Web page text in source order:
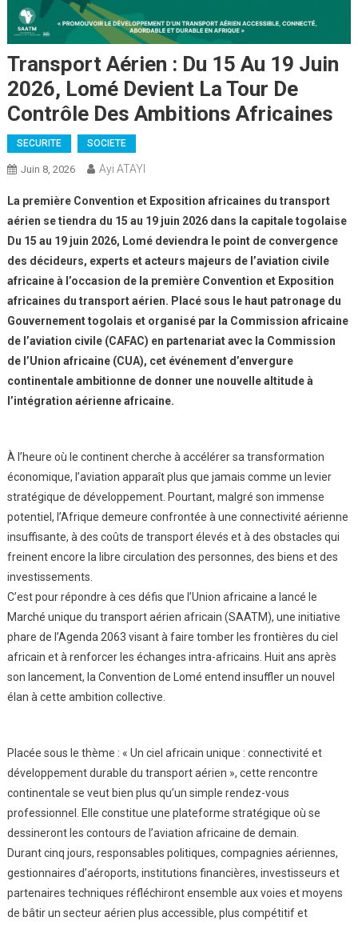
Transport Aérien : Du 15 Au 19 Juin
2026, Lomé Devient La Tour De
Contrôle Des Ambitions Africaines
SECURITE SOCIETE
Juin 8, 2026 Ayi ATAYI
La première Convention et Exposition africaines du transport
aérien se tiendra du 15 au 19 juin 2026 dans la capitale togolaise
Du 15 au 19 juin 2026, Lomé deviendra le point de convergence
des décideurs, experts et acteurs majeurs de l’aviation civile
africaine à l’occasion de la première Convention et Exposition
africaines du transport aérien. Placé sous le haut patronage du
Gouvernement togolais et organisé par la Commission africaine
de l’aviation civile (CAFAC) en partenariat avec la Commission
de l’Union africaine (CUA), cet événement d’envergure
continentale ambitionne de donner une nouvelle altitude à
l’intégration aérienne africaine.
À l’heure où le continent cherche à accélérer sa transformation
économique, l’aviation apparaît plus que jamais comme un levier
stratégique de développement. Pourtant, malgré son immense
potentiel, l’Afrique demeure confrontée à une connectivité aérienne
insuffisante, à des coûts de transport élevés et à des obstacles qui
freinent encore la libre circulation des personnes, des biens et des
investissements.
C’est pour répondre à ces défis que l’Union africaine a lancé le
Marché unique du transport aérien africain (SAATM), une initiative
phare de l’Agenda 2063 visant à faire tomber les frontières du ciel
africain et à renforcer les échanges intra-africains. Huit ans après
son lancement, la Convention de Lomé entend insuffler un nouvel
élan à cette ambition collective.
Placée sous le thème : « Un ciel africain unique : connectivité et
développement durable du transport aérien », cette rencontre
continentale se veut bien plus qu’un simple rendez-vous
professionnel. Elle constitue une plateforme stratégique où se
dessineront les contours de l’aviation africaine de demain.
Durant cinq jours, responsables politiques, compagnies aériennes,
gestionnaires d’aéroports, institutions financières, investisseurs et
partenaires techniques réfléchiront ensemble aux voies et moyens
de bâtir un secteur aérien plus accessible, plus compétitif et